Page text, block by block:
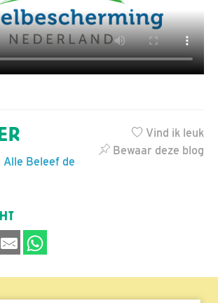
Vind ik leuk
Bewaar deze blog
Alle Beleef de